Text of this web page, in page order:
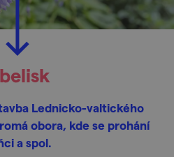
Lednicko-valtického
obora, kde se prohání
a spol.